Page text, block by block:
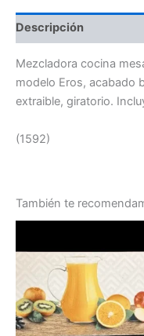
Descripción
Mezcladora cocina
modelo Eros, acabado
extraible, giratorio.
(1592)
También te